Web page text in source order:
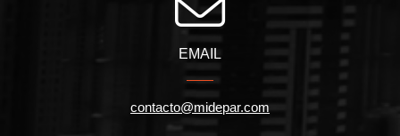
EMAIL
contacto@midepar.com